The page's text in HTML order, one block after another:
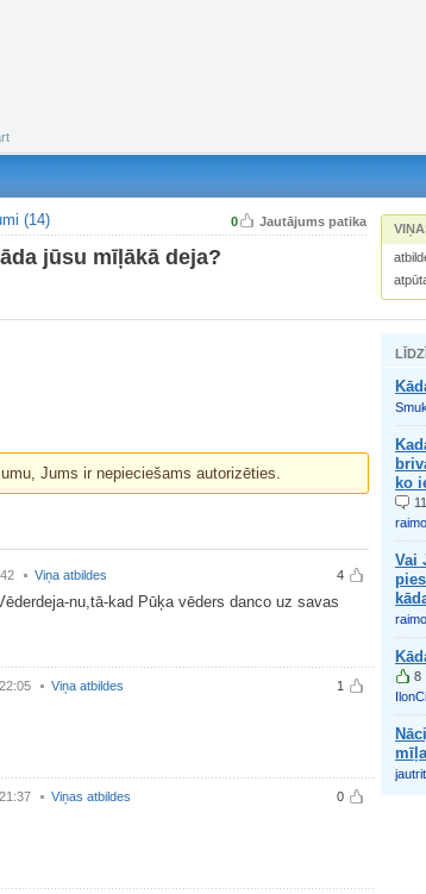
0 Jautājums patika
(14)
jūsu mīļākā deja?
Jums ir nepieciešams autorizēties.
4
Viņa atbildes
nu,tā-kad Pūķa vēders danco uz savas
1
Viņa atbildes
0
Viņas atbildes
ko
11
Vai
8